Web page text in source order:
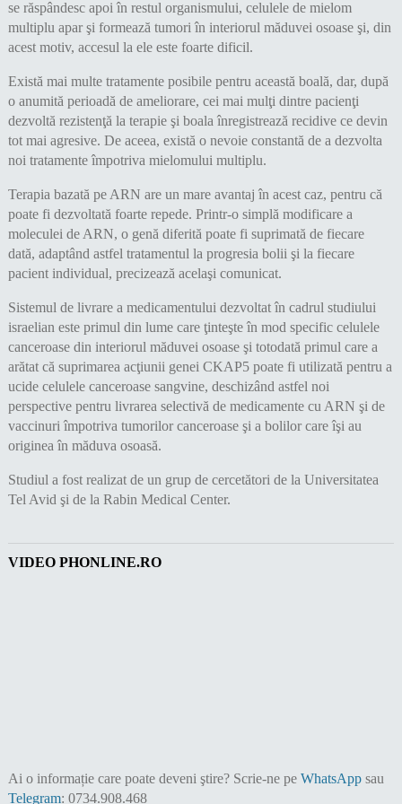
se răspândesc apoi în restul organismului, celulele de mielom
multiplu apar şi formează tumori în interiorul măduvei osoase şi, din
acest motiv, accesul la ele este foarte dificil.
Există mai multe tratamente posibile pentru această boală, dar, după
o anumită perioadă de ameliorare, cei mai mulţi dintre pacienţi
dezvoltă rezistenţă la terapie şi boala înregistrează recidive ce devin
tot mai agresive. De aceea, există o nevoie constantă de a dezvolta
noi tratamente împotriva mielomului multiplu.
Terapia bazată pe ARN are un mare avantaj în acest caz, pentru că
poate fi dezvoltată foarte repede. Printr-o simplă modificare a
moleculei de ARN, o genă diferită poate fi suprimată de fiecare
dată, adaptând astfel tratamentul la progresia bolii şi la fiecare
pacient individual, precizează acelaşi comunicat.
Sistemul de livrare a medicamentului dezvoltat în cadrul studiului
israelian este primul din lume care ţinteşte în mod specific celulele
canceroase din interiorul măduvei osoase şi totodată primul care a
arătat că suprimarea acţiunii genei CKAP5 poate fi utilizată pentru a
ucide celulele canceroase sangvine, deschizând astfel noi
perspective pentru livrarea selectivă de medicamente cu ARN şi de
vaccinuri împotriva tumorilor canceroase şi a bolilor care îşi au
originea în măduva osoasă.
Studiul a fost realizat de un grup de cercetători de la Universitatea
Tel Avid şi de la Rabin Medical Center.
VIDEO PHONLINE.RO
Ai o informație care poate deveni ştire? Scrie-ne pe WhatsAppsau
Telegram: 0734.908.468